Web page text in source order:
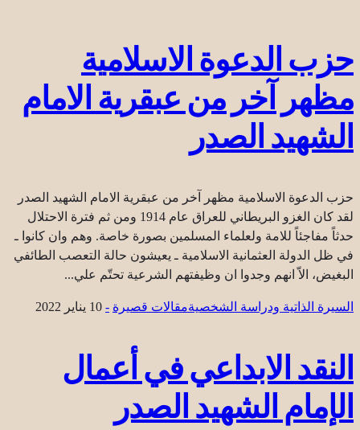
حزب الدعوة الاسلامية
مظهر آخر من عبقرية الامام
الشهيد الصدر
حزب الدعوة الاسلامية مظهر آخر من عبقرية الامام الشهيد الصدر
لقد كان الغزو البريطاني للعراق عام 1914 ومن ثم فترة الاحتلال
حدثاً مفاجئاً للامة ولعلماء المسلمين بصورة خاصة. وهم وان كانوا ـ
في ظل الدولة العثمانية الاسلامية ـ يعيشون حالة التعصب الطائفي
البغيض، الاّ انهم وجدوا ان وظيفتهم الشرعية تحتّم علي...
السيرة الذاتية ودراسة الشخصيةمقالات قصيرة - 10 يناير 2022
النقد الابداعي في أعمال
الإمام الشهيد الصدر